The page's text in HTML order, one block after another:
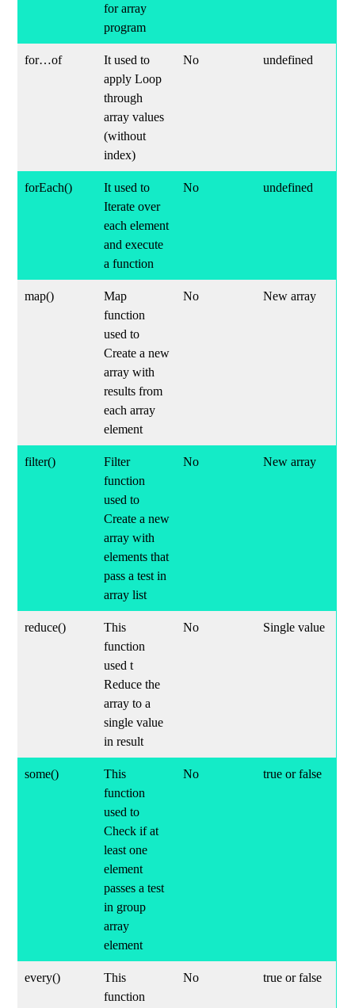
for array
program
for…of
It used to
apply Loop
through
array values
(without
index)
No undefined
forEach()
It used to
Iterate over
each element
and execute
a function
No undefined
map()
Map
function
used to
Create a new
array with
results from
each array
element
No New array
filter()
Filter
function
used to
Create a new
array with
elements that
pass a test in
array list
No New array
reduce()
This
function
used t
Reduce the
array to a
single value
in result
No Single value
some()
This
function
used to
Check if at
least one
element
passes a test
in group
array
element
No true or false
every()
This
function
No true or false